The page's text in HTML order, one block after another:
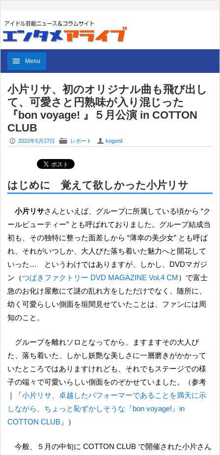
Menu
小片リサ、初のオリジナル曲も飛び出し
て、可愛さと円熟味が入り混じった
『bon voyage! 』５月公演 in COTTON
CLUB
P 2022年5月27日 F レポート U kogonil
はじめに 覚えて欲しかった小片リサ
小片リサさんといえば、グループに所属している頃から “ク
ールビューティー” とも呼ばれておりました。グループ結成当
初も、その独特に整った面差しから “薄幸の美少女” とも呼ば
れ、それがいつしか、大人びた落ち着いた魅力へと開花して
いった… というわけではありますが、しかし、DVDマガジ
ン（つばきファクトリー DVD MAGAZINE Vol.4 CM）で富士
急のお化け屋敷にて謎の乱れ方をしただけでなく、随所に、
幼く可愛らしい側面を垣間見せていたことは、ファンには周
知のこと。
グループを離れソロとなってから、ますますその大人び
た、落ち着いた、しかし妖艶な美しさに一層磨きがかかって
いたところではありますけれども、それでもステージでの様
子の端々で可愛いらしい側面をのぞかせていました。（参考
｜「小片リサ、卓越したパフォーマーであることを満天に示
しながら、ちょっと恥ずかしそうな『bon voyage!』in
COTTON CLUB 」）
今般、５月の中旬に COTTON CLUB で開催された小片さん